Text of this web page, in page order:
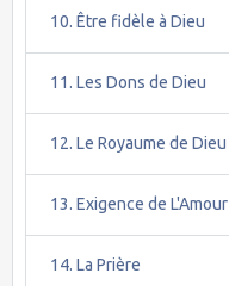
10. Être fidèle à Dieu
11. Les Dons de Dieu
12. Le Royaume de Dieu
13. Exigence de L'Amour
14. La Prière